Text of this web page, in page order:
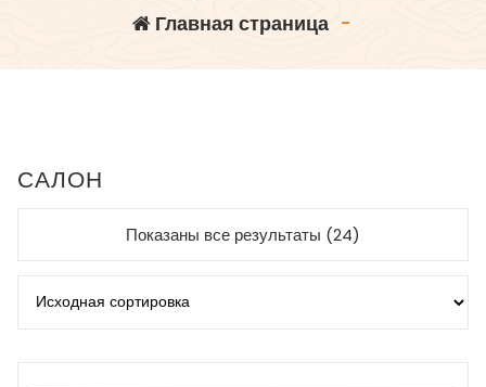
Главная страница-
САЛОН
Показаны все результаты (24)